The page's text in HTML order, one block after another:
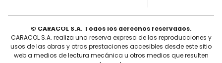
© CARACOL S.A. Todos los derechos reservados.
CARACOL S.A. realiza una reserva expresa de las reproducciones y
usos de las obras y otras prestaciones accesibles desde este sitio
web a medios de lectura mecánica u otros medios que resulten